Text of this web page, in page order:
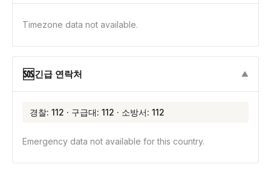
Timezone data not available.
🆘긴급 연락처 ▼
경찰: 112 · 구급대: 112 · 소방서: 112
Emergency data not available for this country.